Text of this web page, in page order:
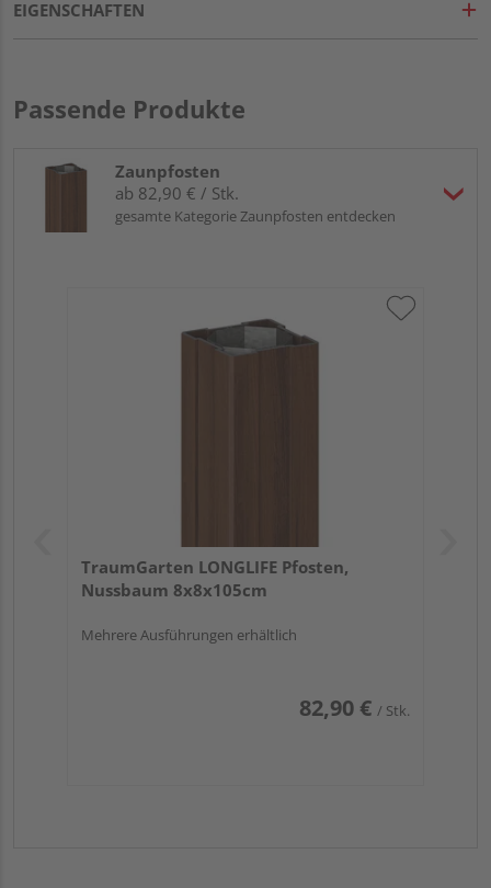
EIGENSCHAFTEN
Passende Produkte
Zaunpfosten
ab 82,90 € / Stk.
gesamte Kategorie Zaunpfosten entdecken
TraumGarten LONGLIFE Pfosten,
Nussbaum 8x8x105cm
Mehrere Ausführungen erhältlich
82,90 € / Stk.